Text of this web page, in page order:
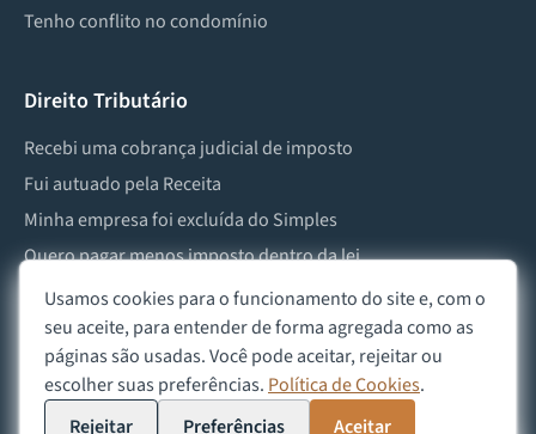
Tenho conflito no condomínio
Direito Tributário
Recebi uma cobrança judicial de imposto
Fui autuado pela Receita
Minha empresa foi excluída do Simples
Quero pagar menos imposto dentro da lei
Preciso lidar com imposto de herança ou doação
2026Advocacia Custódio
Política de Privacidade Política de Cookies Aviso Legal
Usamos cookies para o funcionamento do site e, com o
seu aceite, para entender de forma agregada como as
páginas são usadas. Você pode aceitar, rejeitar ou
escolher suas preferências. Política de Cookies.
Rejeitar
Preferências Aceitar